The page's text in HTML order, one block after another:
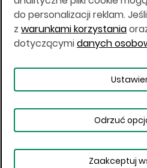
których zgodne z prawem
inwestycyjnych nie jest
jest możliwe złożenie
w danej jurysdykcji
nabycie poszczególnych
Copyright © 2026 BOŚ |
Warunki korzystania
do personalizacji reklam.
z warunkami korzystania
dotyczącymidanych
Odrzuć
Zaakceptuj